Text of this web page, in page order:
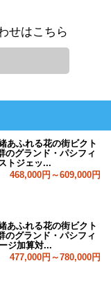
せはこちら
あふれる花の街ビクト
のグランド・パシフィ
トジェッ...
468,000円～609,000円
あふれる花の街ビクト
のグランド・パシフィ
ジ加算対...
477,000円～780,000円